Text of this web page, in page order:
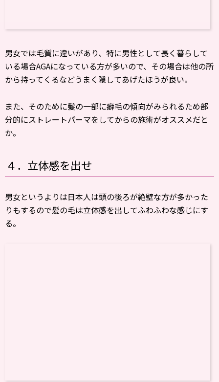
男女では毛質に違いがあり、特に男性として長く暮らして
いる場合AGAになっている方が多いので、その場合は他の所
から持ってくるなどうまく隠してあげたほうが良い。
また、そのために髪の一部に癖毛の傾向がみられるため部
分的にストレートパーマをしてからの施術がオススメだと
か。
４．立体感を出せ
男女というよりは日本人は頭の後ろが絶壁な方が多かった
りもするので髪の毛は立体感を出してふわふわな感じにす
る。